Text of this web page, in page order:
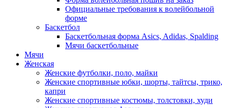
Официальные требования к волейбольной
форме
Баскетбол
Баскетбольная форма Asics, Adidas, Spalding
Мячи баскетбольные
Мячи
Женская
Женские футболки, поло, майки
Женские спортивные юбки, шорты, тайтсы, трико,
капри
Женские спортивные костюмы, толстовки, худи